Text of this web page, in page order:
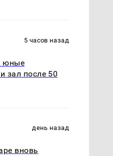
5 часов назад
юные
зал после 50
день назад
вновь